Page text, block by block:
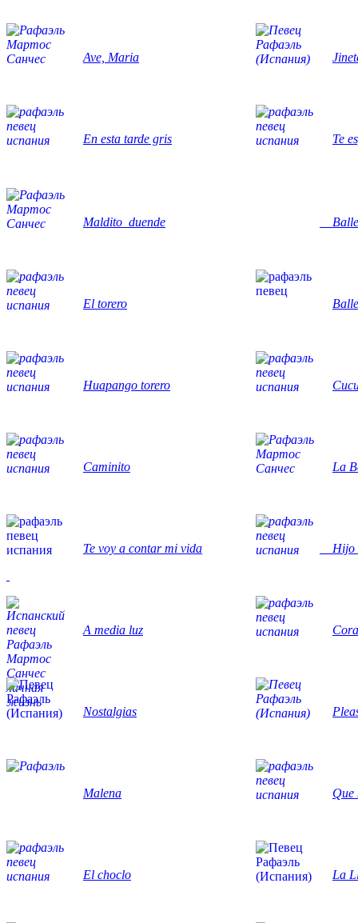
Ave, Maria
En esta tarde gris
Maldito duende
El torero
Huapango torero
Caminito
Te voy a contar mi vida
A media luz
Nostalgias
Malena
El choclo
Te
La
Hijo
Que
La